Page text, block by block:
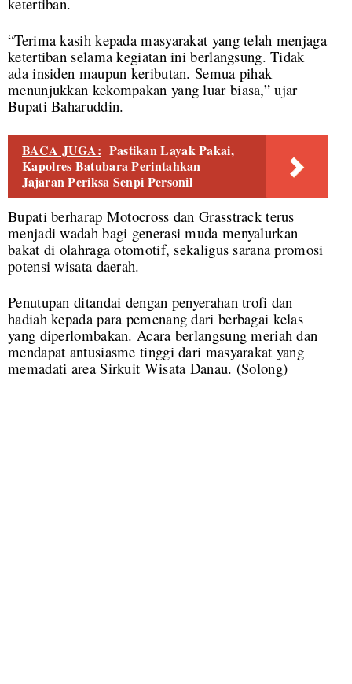
“Terima kasih kepada masyarakat yang telah menjaga
ketertiban selama kegiatan ini berlangsung. Tidak
ada insiden maupun keributan. Semua pihak
menunjukkan kekompakan yang luar biasa,” ujar
Bupati Baharuddin.
BACA JUGA: Pastikan Layak Pakai,
Kapolres Batubara Perintahkan
Jajaran Periksa Senpi Personil
Bupati berharap Motocross dan Grasstrack terus
menjadi wadah bagi generasi muda menyalurkan
bakat di olahraga otomotif, sekaligus sarana promosi
potensi wisata daerah.
Penutupan ditandai dengan penyerahan trofi dan
hadiah kepada para pemenang dari berbagai kelas
yang diperlombakan. Acara berlangsung meriah dan
mendapat antusiasme tinggi dari masyarakat yang
memadati area Sirkuit Wisata Danau. (Solong)